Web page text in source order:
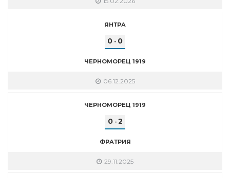
ЯНТРА
0 - 0
ЧЕРНОМОРЕЦ 1919
06.12.2025
ЧЕРНОМОРЕЦ 1919
0- 2
ФРАТРИЯ
29.11.2025